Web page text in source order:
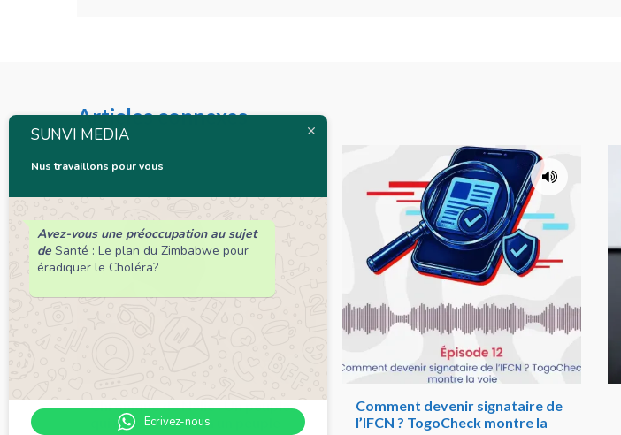
Articles connexes
Chronique de Nelie : Un peuple
qui résiste est déjà un peuple
Comment devenir signataire de
l’IFCN ? TogoCheck montre la
SUNVI MEDIA
Nus travaillons pour vous
Avez-vous une préoccupation au sujet
de Santé : Le plan du Zimbabwe pour
éradiquer le Choléra?
Ecrivez-nous